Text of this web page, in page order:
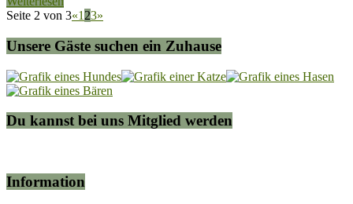
Seite 2 von 3«1 23»
Unsere Gäste suchen ein Zuhause
Du kannst bei uns Mitglied werden
Information